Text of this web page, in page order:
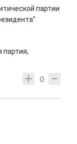
партии
партия,
0